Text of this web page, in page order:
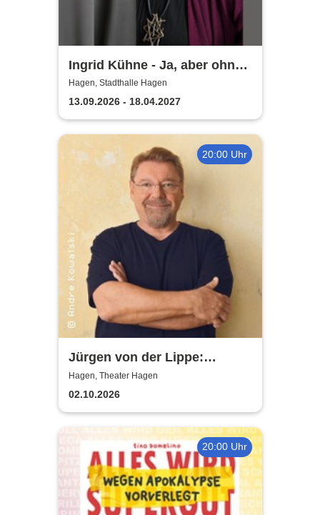
Ingrid Kühne - Ja, aber ohne
mich!
Hagen, Stadthalle Hagen
13.09.2026 - 18.04.2027
20:00 Uhr
Jürgen von der Lippe:
Sextextsextett - Comedy-
Lesung
Hagen, Theater Hagen
02.10.2026
20:00 Uhr